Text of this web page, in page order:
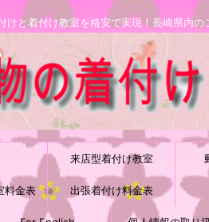
けと着付け教室を格安で実現！長崎県内
来店型着付け教室
料金表 出張着付け料金表